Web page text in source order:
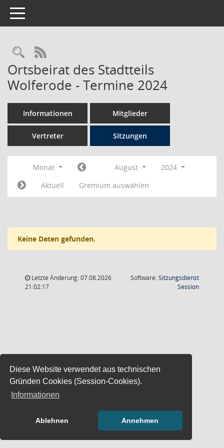
Diese Website verwendet aus technischen
Gründen Cookies (Session-Cookies).
Informationen
Ablehnen Annehmen
Toggle navigation
Rechercheauswahl
RSS-Feed
Ortsbeirat des Stadtteils
Wolferode - Termine 2024
Informationen Mitglieder
Vertreter Sitzungen
Monat August
2024
Aktuell
Gremium auswählen
Keine Daten gefunden.
Letzte Änderung: 07.08.2026
21:02:17
Software:Sitzungsdienst
Session(Wird in